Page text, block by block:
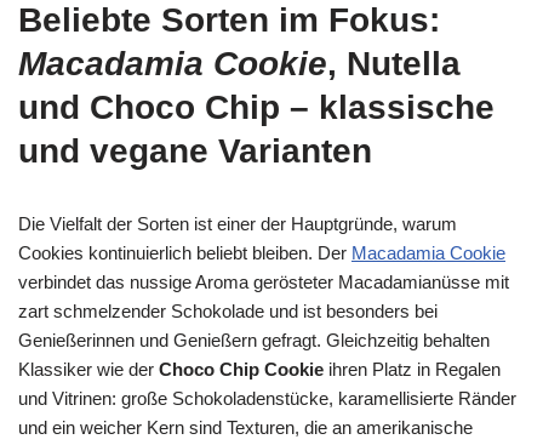
Beliebte Sorten im Fokus:
Macadamia Cookie, Nutella
und Choco Chip – klassische
und vegane Varianten
Die Vielfalt der Sorten ist einer der Hauptgründe, warum
Cookies kontinuierlich beliebt bleiben. Der Macadamia Cookie
verbindet das nussige Aroma gerösteter Macadamianüsse mit
zart schmelzender Schokolade und ist besonders bei
Genießerinnen und Genießern gefragt. Gleichzeitig behalten
Klassiker wie der Choco Chip Cookie ihren Platz in Regalen
und Vitrinen: große Schokoladenstücke, karamellisierte Ränder
und ein weicher Kern sind Texturen, die an amerikanische